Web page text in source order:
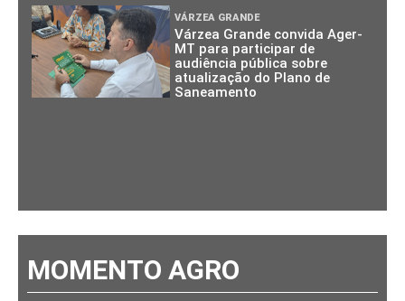
VÁRZEA GRANDE
Várzea Grande convida Ager-
MT para participar de
audiência pública sobre
atualização do Plano de
Saneamento
MOMENTO AGRO